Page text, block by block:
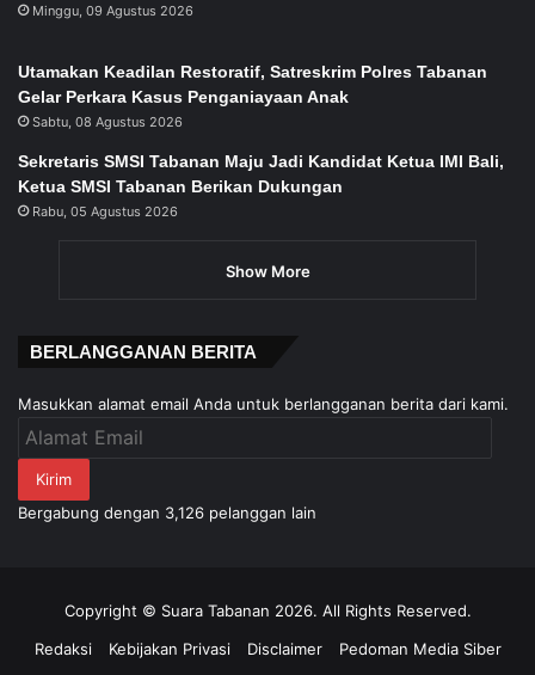
Minggu, 09 Agustus 2026
Utamakan Keadilan Restoratif, Satreskrim Polres Tabanan
Gelar Perkara Kasus Penganiayaan Anak
Sabtu, 08 Agustus 2026
Sekretaris SMSI Tabanan Maju Jadi Kandidat Ketua IMI Bali,
Ketua SMSI Tabanan Berikan Dukungan
Rabu, 05 Agustus 2026
Show More
BERLANGGANAN BERITA
Masukkan alamat email Anda untuk berlangganan berita dari kami.
Alamat
Kirim
Bergabung dengan 3,126 pelanggan lain
Copyright © Suara Tabanan 2026. All Rights Reserved.
Redaksi
Kebijakan Privasi Disclaimer Pedoman Media Siber